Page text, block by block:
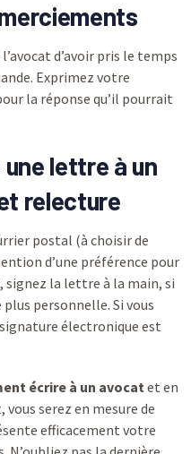
d’avoir pris le temps
Exprimez votre
la réponse qu’il pourrait
lettre à un
relecture
postal (à choisir de
d’une préférence pour
la lettre à la main, si
personnelle. Si vous
électronique est
écrire à un avocatet en
serez en mesure de
efficacement votre